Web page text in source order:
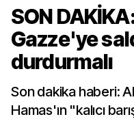
SON
Gazze'ye
durdurmalı
Son dakika haberi:
Hamas'ın "kalıcı